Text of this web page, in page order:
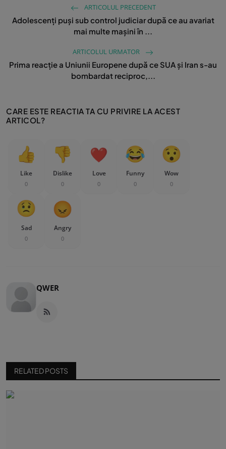
ARTICOLUL PRECEDENT
Adolescenți puși sub control judiciar după ce au avariat
mai multe mașini în ...
ARTICOLUL URMATOR
Prima reacție a Uniunii Europene după ce SUA și Iran s-au
bombardat reciproc,...
CARE ESTE REACTIA TA CU PRIVIRE LA ACEST
ARTICOL?
Like
0
Dislike
0
Love
0
Funny
0
Wow
0
Sad
0
Angry
0
QWER
RELATED POSTS